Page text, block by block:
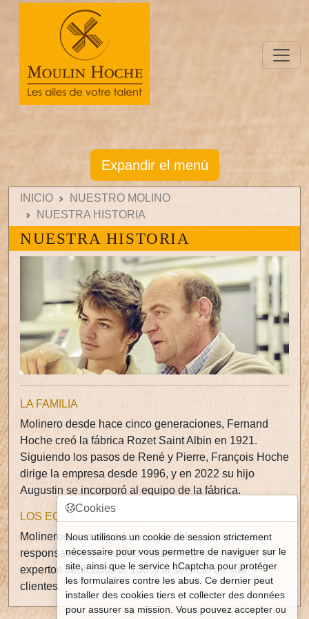
Expandir el menú
INICIO
NUESTRO MOLINO
NUESTRA HISTORIA
NUESTRA HISTORIA
LA FAMILIA
Molinero desde hace cinco generaciones, Fernand
Hoche creó la fábrica Rozet Saint Albin en 1921.
Siguiendo los pasos de René y Pierre, François Hoche
dirige la empresa desde 1996, y en 2022 su hijo
Augustin se incorporó al equipo de la fábrica.
LOS EQUIPOS
Molineros, demostradores, contables, repartidores,
responsables de calidad, comerciales: un equipo de
expertos dedicados al 100% al servicio de sus
clientes.
Cookies
Nous utilisons un cookie de session strictement
nécessaire pour vous permettre de naviguer sur le
site, ainsi que le service hCaptcha pour protéger
les formulaires contre les abus. Ce dernier peut
installer des cookies tiers et collecter des données
pour assurer sa mission. Vous pouvez accepter ou